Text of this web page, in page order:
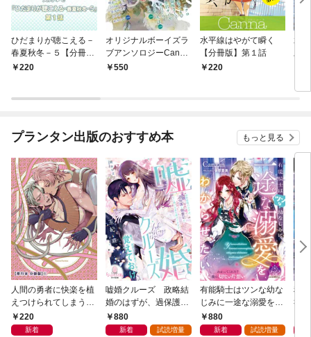
ひだまりが聴こえる－
春夏秋冬－５【分冊
版】第１話
220
オリジナルボーイズラ
ブアンソロジーCanna
Vol.28
550
水平線はやがて瞬く
【分冊版】第１話
220
水
上
プランタン出版のおすすめ本 もっと見る
人間の勇者に快楽を植
えつけられてしまう触
手魔族の話【単行本 分
冊版】１
220
新着
嘘婚クルーズ 政略結
婚のはずが、過保護な
御曹司が甘く蕩ける愛
を捧げてきます
880
新着 試読増量
有能騎士はツンな幼な
じみに一途な溺愛をわ
からせたい
880
新着 試読増量
秘
社